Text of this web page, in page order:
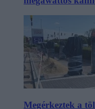
Megérkeztek a